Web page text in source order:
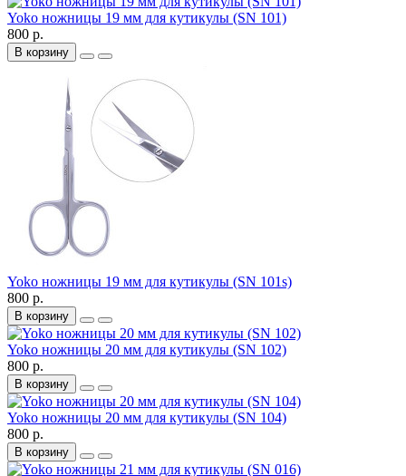
Yoko ножницы 19 мм для кутикулы (SN 101)
800 р.
В корзину
Yoko ножницы 19 мм для кутикулы (SN 101s)
800 р.
В корзину
Yoko ножницы 20 мм для кутикулы (SN 102)
800 р.
В корзину
Yoko ножницы 20 мм для кутикулы (SN 104)
800 р.
В корзину